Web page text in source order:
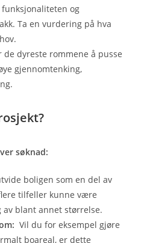
og
Ta en vurdering på hva
de dyreste rommene å pusse
gjennomtenking,
søknad:
boligen som en del av
tilfeller kunne være
blant annet størrelse.
Vil du for eksempel gjøre
boareal, er dette